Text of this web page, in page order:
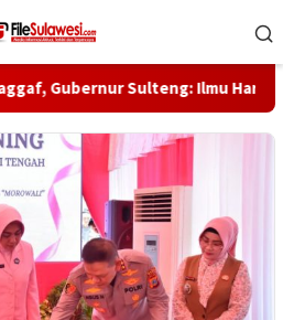
Gubernur Sulteng: Ilmu Harus Jadi